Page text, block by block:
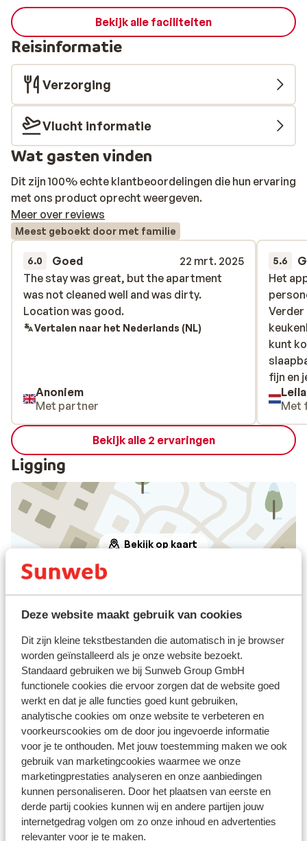
Deze website maakt gebruik van cookies
Dit zijn kleine tekstbestanden die automatisch in je browser
worden geïnstalleerd als je onze website bezoekt.
Standaard gebruiken we bij Sunweb Group GmbH
functionele cookies die ervoor zorgen dat de website goed
werkt en dat je alle functies goed kunt gebruiken,
analytische cookies om onze website te verbeteren en
voorkeurscookies om de door jou ingevoerde informatie
voor je te onthouden. Met jouw toestemming maken we ook
gebruik van marketingcookies waarmee we onze
marketingprestaties analyseren en onze aanbiedingen
kunnen personaliseren. Door het plaatsen van eerste en
derde partij cookies kunnen wij en andere partijen jouw
internetgedrag volgen om zo onze inhoud en advertenties
relevanter voor je te maken.
Bekijk alle faciliteiten
Reisinformatie
Verzorging
Vlucht informatie
Wat gasten vinden
Dit zijn 100% echte klantbeoordelingen die hun ervaring
met ons product oprecht weergeven.
Meer over reviews
Meest geboekt door met familie
6.0 Goed
22 mrt. 2025
The stay was great, but the apartment
was not cleaned well and was dirty.
Location was good.
The stay was great, but the apartment
was not cleaned well and was dirty.
Location was good.
Vertalen naar het Nederlands (NL)
Anoniem
Met partner
5.6
Het
Verder
kunt
fijn en
Het
Verder
kunt
fijn en
Leila
Met
Bekijk alle 2 ervaringen
Ligging
Bekijk op kaart
Skipiste: 20 m
Skilift: 300 m
Winkels: 150 m
Skipas, -les en verhuur
Skipas
Skilessen
Skimateriaal